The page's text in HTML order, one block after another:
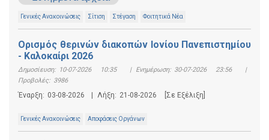
Γενικές Ανακοινώσεις Σίτιση Στέγαση Φοιτητικά Νέα
Ορισμός θερινών διακοπών Ιονίου Πανεπιστημίου
- Καλοκαίρι 2026
Δημοσίευση: 10-07-2026 10:35 | Ενημέρωση: 30-07-2026 23:56
|
Προβολές: 3986
Έναρξη: 03-08-2026 | Λήξη: 21-08-2026 [Σε Εξέλιξη]
Γενικές Ανακοινώσεις Αποφάσεις Οργάνων